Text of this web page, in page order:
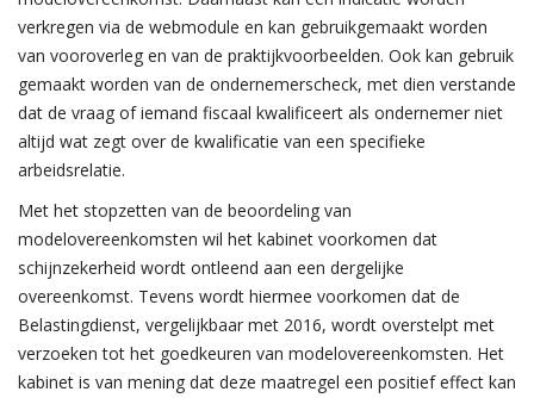
verkregen via de webmodule en kan gebruikgemaakt worden
van vooroverleg en van de praktijkvoorbeelden. Ook kan gebruik
gemaakt worden van de ondernemerscheck, met dien verstande
dat de vraag of iemand fiscaal kwalificeert als ondernemer niet
altijd wat zegt over de kwalificatie van een specifieke
arbeidsrelatie.
Met het stopzetten van de beoordeling van
modelovereenkomsten wil het kabinet voorkomen dat
schijnzekerheid wordt ontleend aan een dergelijke
overeenkomst. Tevens wordt hiermee voorkomen dat de
Belastingdienst, vergelijkbaar met 2016, wordt overstelpt met
verzoeken tot het goedkeuren van modelovereenkomsten. Het
kabinet is van mening dat deze maatregel een positief effect kan